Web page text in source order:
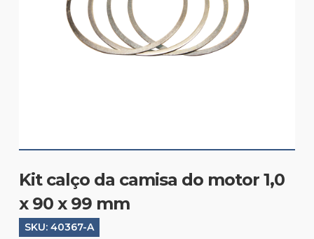
Kit calço da camisa do motor 1,0
x 90 x 99 mm
SKU: 40367-A